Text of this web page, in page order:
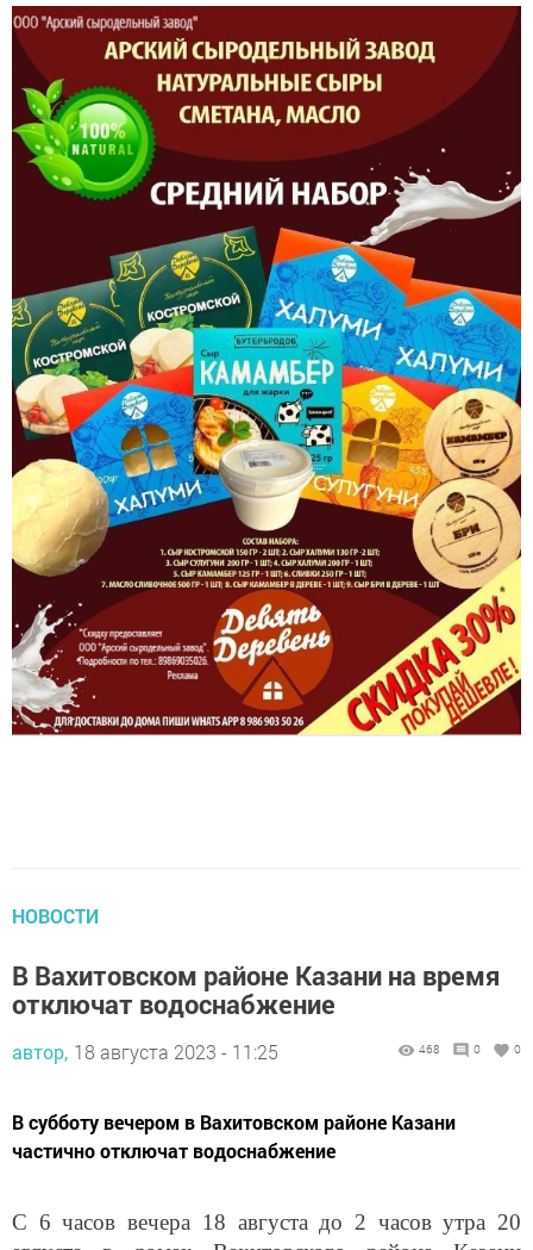
НОВОСТИ
В Вахитовском районе Казани на время
отключат водоснабжение
автор, 18 августа 2023 - 11:25 468 0 0
В субботу вечером в Вахитовском районе Казани
частично отключат водоснабжение
С 6 часов вечера 18 августа до 2 часов утра 20